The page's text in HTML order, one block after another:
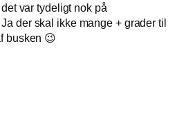
var tydeligt nok på
der skal ikke mange + grader til
busken 😉